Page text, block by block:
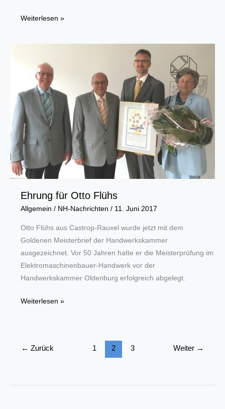
Zwei
Akteure
Spitze
der
Handwerkskammer
Weiterlesen »
Ehrung für Otto Flühs
Allgemein / NH-Nachrichten / 11. Juni 2017
Otto Flühs aus Castrop-Rauxel wurde jetzt mit dem
Goldenen Meisterbrief der Handwerkskammer
ausgezeichnet. Vor 50 Jahren hatte er die Meisterprüfung im
Elektromaschinenbauer-Handwerk vor der
Handwerkskammer Oldenburg erfolgreich abgelegt.
Ehrung
Weiterlesen »
← Zurück 1 2 3 Weiter →